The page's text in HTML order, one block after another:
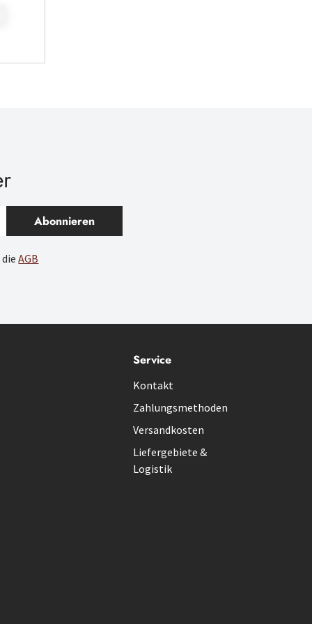
Abonnieren
dieAGB
Service
Kontakt
Zahlungsmethoden
Versandkosten
Liefergebiete &
Logistik